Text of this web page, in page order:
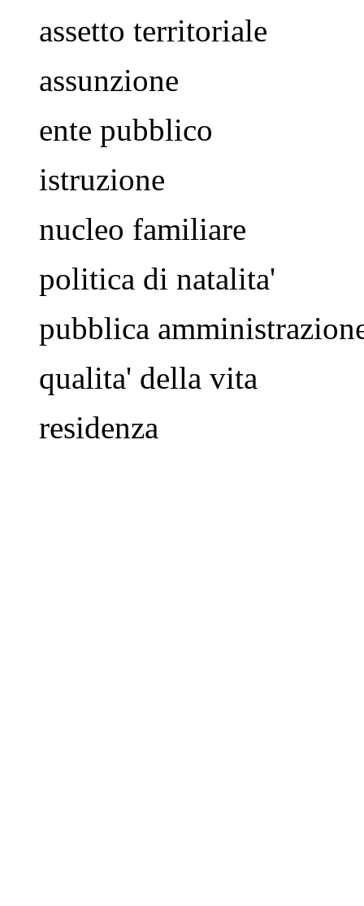
assetto territoriale
assunzione
ente pubblico
istruzione
nucleo familiare
politica di natalita'
pubblica
qualita' della vita
residenza